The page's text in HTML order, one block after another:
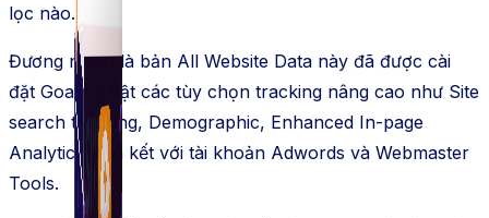
lọc nào.
Đương nhiên là bản All Website Data này đã được cài
đặt Goal và bật các tùy chọn tracking nâng cao như Site
search tracking, Demographic, Enhanced In-page
Analytics, liên kết với tài khoản Adwords và Webmaster
Tools.